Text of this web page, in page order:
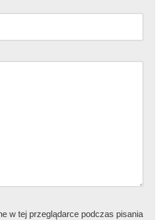
w tej przeglądarce podczas pisania